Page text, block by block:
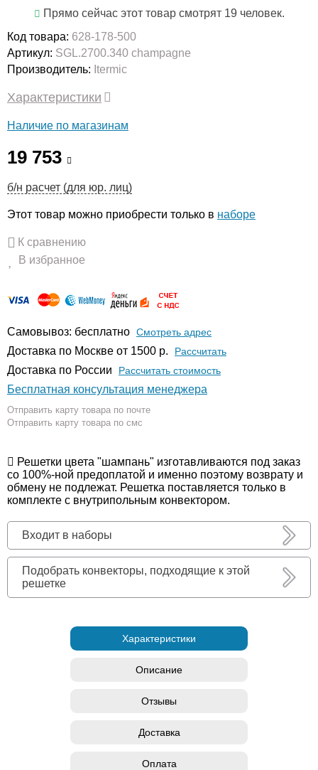
Прямо сейчас этот товар смотрят 19 человек.
Код товара: 628-178-500
Артикул: SGL.2700.340 champagne
Производитель: Itermic
Характеристики
Наличие по магазинам
19 753
б/н расчет (для юр. лиц)
Этот товар можно приобрести только в наборе
К сравнению
В избранное
Самовывоз: бесплатно Смотреть адрес
Доставка по Москве от 1500 р. Расcчитать
Доставка по России Рассчитать стоимость
Бесплатная консультация менеджера
Отправить карту товара по почте
Отправить карту товара по смс
Решетки цвета "шампань" изготавливаются под заказ
со 100%-ной предоплатой и именно поэтому возврату и
обмену не подлежат. Решетка поставляется только в
комплекте с внутрипольным конвектором.
Входит в наборы
Подобрать конвекторы, подходящие к этой
решетке
Характеристики
Описание
Отзывы
Доставка
Оплата